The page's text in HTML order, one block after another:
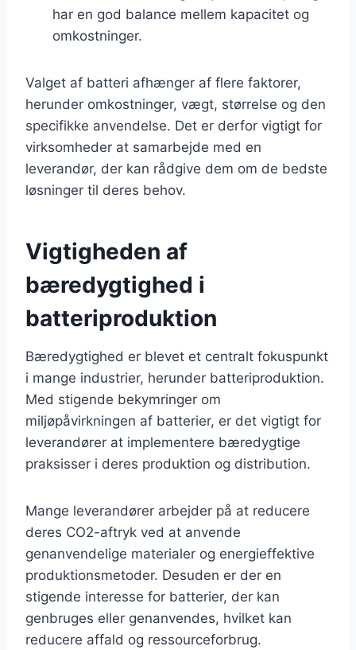
har en god balance mellem kapacitet og
omkostninger.
Valget af batteri afhænger af flere faktorer,
herunder omkostninger, vægt, størrelse og den
specifikke anvendelse. Det er derfor vigtigt for
virksomheder at samarbejde med en
leverandør, der kan rådgive dem om de bedste
løsninger til deres behov.
Vigtigheden af
bæredygtighed i
batteriproduktion
Bæredygtighed er blevet et centralt fokuspunkt
i mange industrier, herunder batteriproduktion.
Med stigende bekymringer om
miljøpåvirkningen af batterier, er det vigtigt for
leverandører at implementere bæredygtige
praksisser i deres produktion og distribution.
Mange leverandører arbejder på at reducere
deres CO2-aftryk ved at anvende
genanvendelige materialer og energieffektive
produktionsmetoder. Desuden er der en
stigende interesse for batterier, der kan
genbruges eller genanvendes, hvilket kan
reducere affald og ressourceforbrug.